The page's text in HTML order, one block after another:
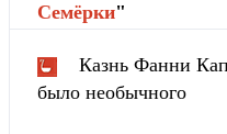
Cемёрки"
Казнь Фанни
было необычного